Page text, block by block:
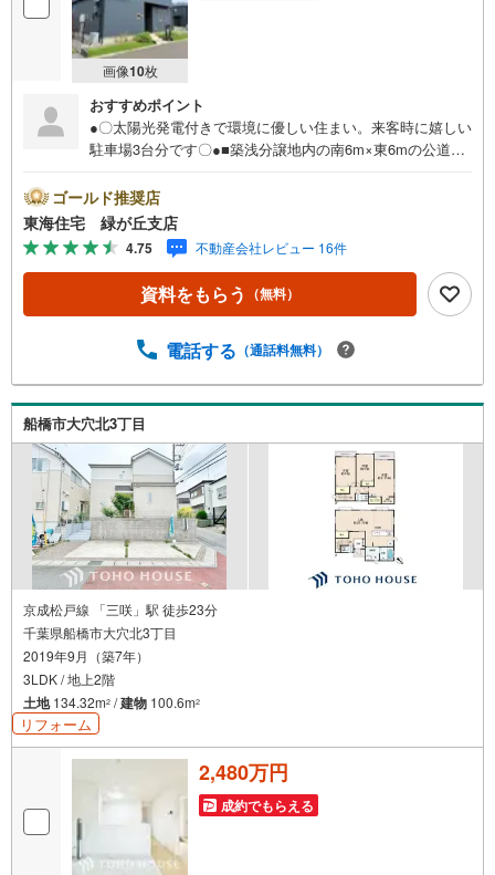
画像10枚
おすすめポイント
●〇太陽光発電付きで環境に優しい住まい。来客時に嬉しい
駐車場3台分です〇●■築浅分譲地内の南6m×東6mの公道角
間収納がございます。
ゴールド推奨店
東海住宅 緑が丘支店
4.75 不動産会社レビュー 16件
資料をもらう （無料）
電話する （通話料無料）
船橋市大穴北3丁目
京成松戸線 「三咲」駅 徒歩23分
千葉県船橋市大穴北3丁目
2019年9月（築7年）
3LDK / 地上2階
土地134.32m2 /建物 100.6m2
リフォーム
2,480万円
成約でもらえる